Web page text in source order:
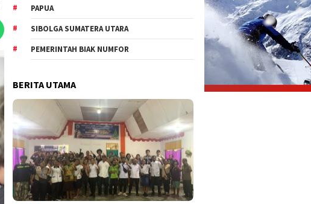
PAPUA
SIBOLGA SUMATERA UTARA
PEMERINTAH BIAK NUMFOR
BERITA UTAMA